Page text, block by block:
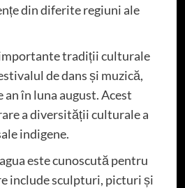
din diferite regiuni ale
tradiții culturale
de dans și muzică,
an în luna august. Acest
a diversității culturale a
indigene.
este cunoscută pentru
include sculpturi, picturi și